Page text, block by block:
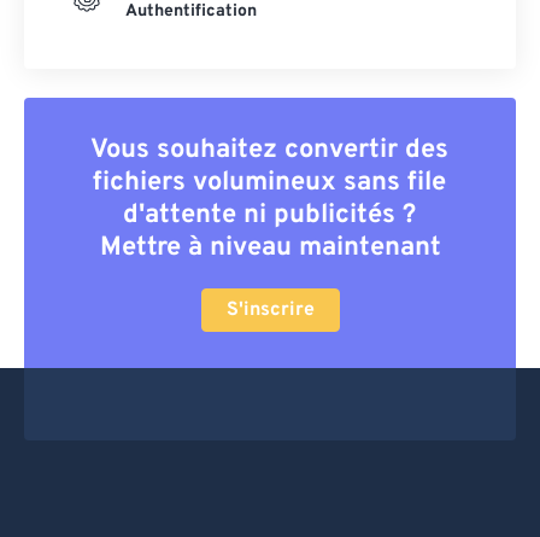
Authentification
Vous souhaitez convertir des
fichiers volumineux sans file
d'attente ni publicités ?
Mettre à niveau maintenant
S'inscrire